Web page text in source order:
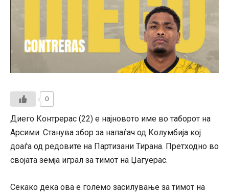
0
Диего Контрерас (22) е најновото име во таборот на
Арсими. Станува збор за напаѓач од Колумбија кој
доаѓа од редовите на Партизани Тирана. Претходно во
својата земја играл за тимот на Џагуерас.
Секако дека ова е големо засилување за тимот на